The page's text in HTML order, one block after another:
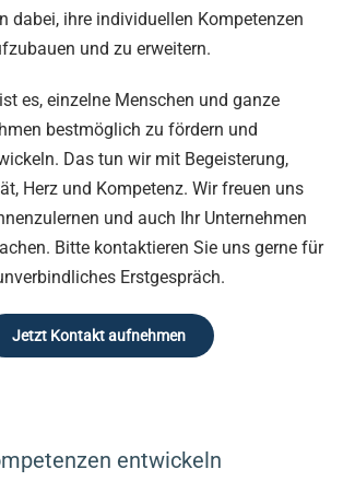
dabei, ihre individuellen Kompetenzen
und zu erweitern.
es, einzelne Menschen und ganze
bestmöglich zu fördern und
Das tun wir mit Begeisterung,
Herz und Kompetenz. Wir freuen uns
und auch Ihr Unternehmen
Bitte kontaktieren Sie uns gerne für
Erstgespräch.
Jetzt Kontakt aufnehmen
entwickeln